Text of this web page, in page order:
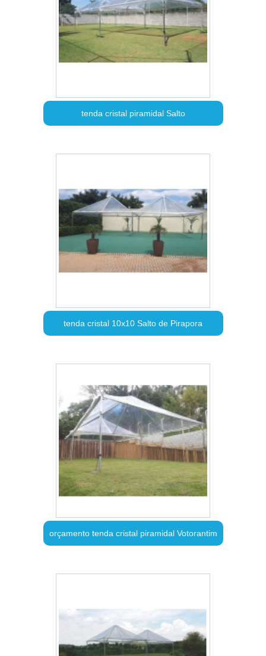
tenda cristal piramidal Salto
tenda cristal 10x10 Salto de Pirapora
orçamento tenda cristal piramidal Votorantim